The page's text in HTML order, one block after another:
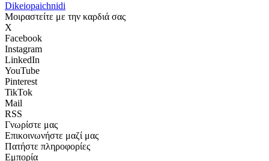
Dikeiopaichnidi
Μοιραστείτε με την καρδιά σας
X
Facebook
Instagram
LinkedIn
YouTube
Pinterest
TikTok
Mail
RSS
Γνωρίστε μας
Επικοινωνήστε μαζί μας
Πατήστε πληροφορίες
Εμπορία